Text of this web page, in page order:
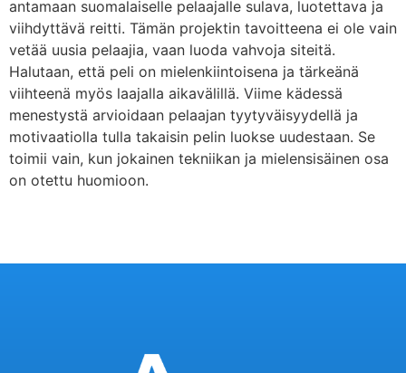
antamaan suomalaiselle pelaajalle sulava, luotettava ja
viihdyttävä reitti. Tämän projektin tavoitteena ei ole vain
vetää uusia pelaajia, vaan luoda vahvoja siteitä.
Halutaan, että peli on mielenkiintoisena ja tärkeänä
viihteenä myös laajalla aikavälillä. Viime kädessä
menestystä arvioidaan pelaajan tyytyväisyydellä ja
motivaatiolla tulla takaisin pelin luokse uudestaan. Se
toimii vain, kun jokainen tekniikan ja mielensisäinen osa
on otettu huomioon.